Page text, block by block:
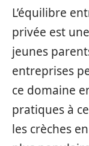
L’équilibre
privée est
jeunes
entreprises
ce domaine
pratiques à
les crèches